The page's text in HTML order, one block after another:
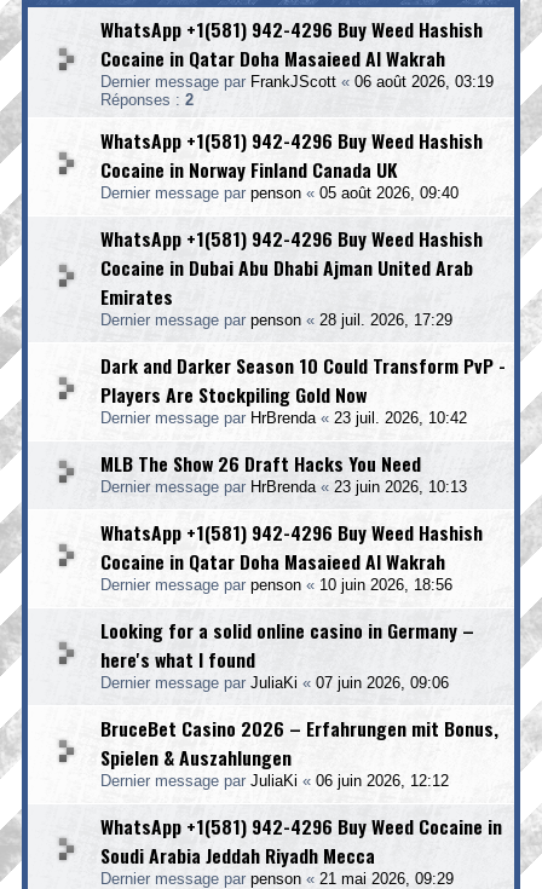
WhatsApp +1(581) 942-4296 Buy Weed Hashish
Cocaine in Qatar Doha Masaieed Al Wakrah
Dernier message par FrankJScott « 06 août 2026, 03:19
Réponses : 2
WhatsApp +1(581) 942-4296 Buy Weed Hashish
Cocaine in Norway Finland Canada UK
Dernier message par penson « 05 août 2026, 09:40
WhatsApp +1(581) 942-4296 Buy Weed Hashish
Cocaine in Dubai Abu Dhabi Ajman United Arab
Emirates
Dernier message par penson « 28 juil. 2026, 17:29
Dark and Darker Season 10 Could Transform PvP -
Players Are Stockpiling Gold Now
Dernier message par HrBrenda« 23 juil. 2026, 10:42
MLB The Show 26 Draft Hacks You Need
Dernier message par HrBrenda« 23 juin 2026, 10:13
WhatsApp +1(581) 942-4296 Buy Weed Hashish
Cocaine in Qatar Doha Masaieed Al Wakrah
Dernier message par penson « 10 juin 2026, 18:56
Looking for a solid online casino in Germany –
here's what I found
Dernier message par JuliaKi « 07 juin 2026, 09:06
BruceBet Casino 2026 – Erfahrungen mit Bonus,
Spielen & Auszahlungen
Dernier message par JuliaKi « 06 juin 2026, 12:12
WhatsApp +1(581) 942-4296 Buy Weed Cocaine in
Soudi Arabia Jeddah Riyadh Mecca
Dernier message par penson « 21 mai 2026, 09:29